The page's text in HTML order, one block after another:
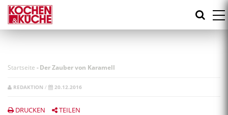
Direkt
zum
Inhalt
Startseite -Der Zauber von Karamell
REDAKTION / 20.12.2016
DRUCKEN TEILEN